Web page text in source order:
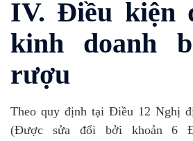
IV. Điều kiện
kinh doanh
rượu
Theo quy định tại Điều 12 Nghị
(Được sửa đổi bởi khoản 6